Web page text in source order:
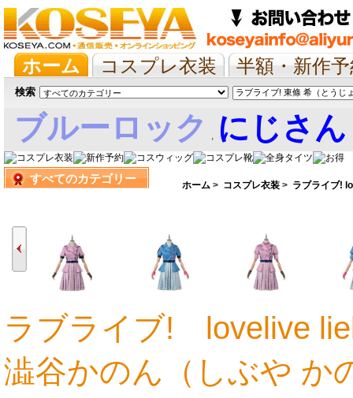
ホーム コスプレ衣装
半額・新作
抱き枕/布団/シーツ
ツイステ ウマ
検索
ブルーロック , にじさ
娘すべてのカテゴリー ホーム > コスプレ衣装 > ラブライブ!
14,530円 14,530円 14,530円
ラブライブ! lovelive
澁谷かのん（しぶや か